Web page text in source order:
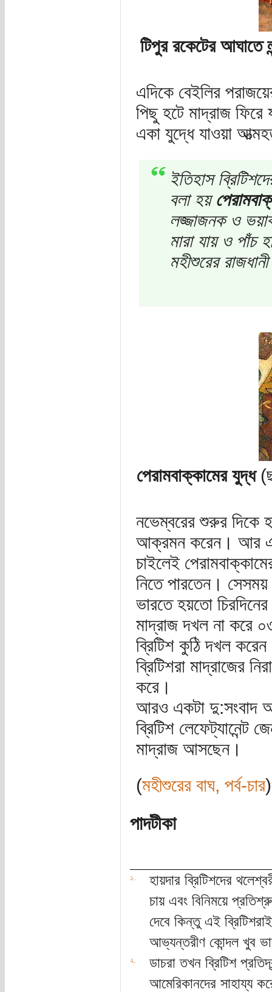
টিপুর রকেটের আঘাতে
এদিকে বেইলির
পিছু হটে মাদ্রাজ
একা যুদ্ধে যাওয়া
ইতিহাস
বলা হয়
লজ্জাজনক ও
মারা যায় ও পাঁচ
মহীশুরের
পেরামবাক্কামের যুদ্ধ
নভেম্বরের শুরুর দিকে
আক্রমন করেন। আর
চাইলেই
নিতে পারতেন। সেসময়
ভারতে হয়তো
মাদ্রাজ দখল না করে
ব্রিটিশ কুঠি দখল
ব্রিটিশরা মাদ্রাজের
করে।
আরও একটা দু:সংবাদ
ব্রিটিশ লেফেট্যানেন্ট
মাদ্রাজ আসছেন।
(মহীশুরের বাঘ, পর্ব-চার)
পাদটীকা
১.
হায়দার ব্রিটিশদের
চায় এবং বিনিময়ে
দেবে কিন্তু এই
আভ্যন্তরীণ কোন্দল খুব
২.
ডাচরা তখন ব্রিটিশ
আমেরিকানদের সাহায্য